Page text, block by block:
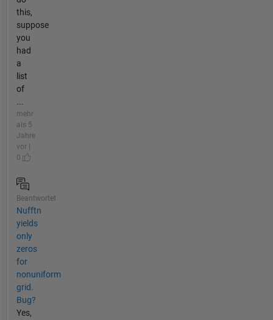
this,
suppose
you
had
a
list
of
...
mehr
als 5
Jahre
vor |
0
Beantwortet
Nufftn
yields
only
zeros
for
nonuniform
grid.
Bug?
Yes,